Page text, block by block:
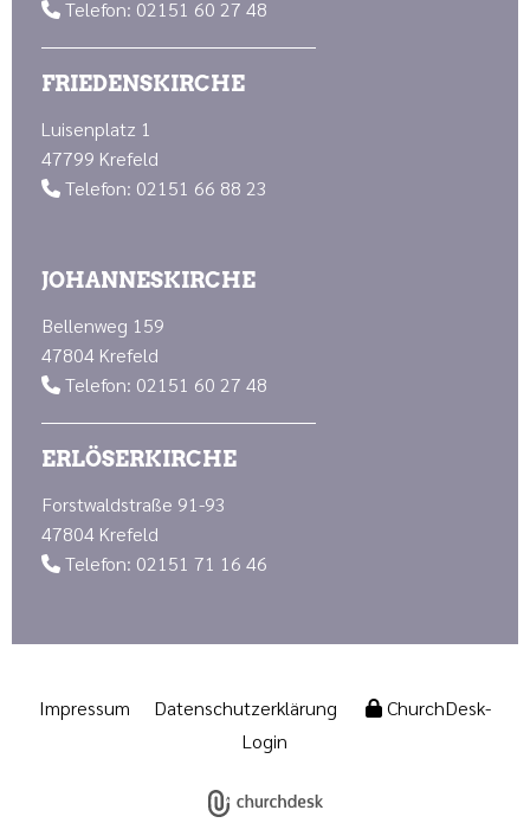
 Telefon: 02151 60 27 48
FRIEDENSKIRCHE
Luisenplatz 1
47799 Krefeld
 Telefon: 02151 66 88 23
JOHANNESKIRCHE
Bellenweg 159
47804 Krefeld
 Telefon: 02151 60 27 48
ERLÖSERKIRCHE
Forstwaldstraße 91-93
47804 Krefeld
 Telefon: 02151 71 16 46
Impressum Datenschutzerklärung
ChurchDesk-
Login